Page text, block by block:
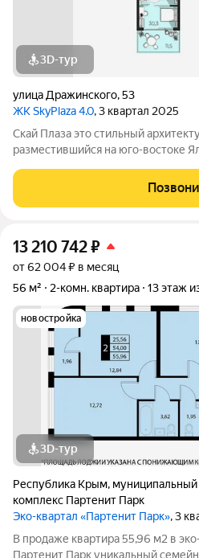
3D-тур
улица Дражинского,53
ЖК SkyPlaza 4.0, 3 квартал 2025
Скай Плаза это стильный архитектурный ансамбль, уютно
разместившийся на юго-востоке
ниже первого комплекса, еще
Массандровского парка и
13 210 742₽
от 62 004 ₽ в месяц
56 м²
2-комн. квартира 13 этаж
новостройка
3D-тур
Республика Крым,
комплекс Партенит Парк
Эко-квартал «Партенит Парк», 3
В продаже квартира 55,96 м2 в
Партенит Парк уникальный семейный эко-квартал на Южном